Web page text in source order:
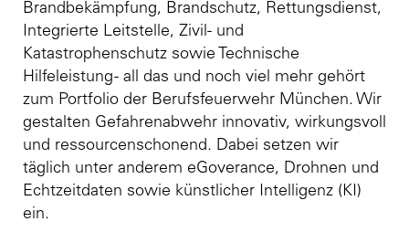
Brandbekämpfung, Brandschutz, Rettungsdienst,
Integrierte Leitstelle, Zivil- und
Katastrophenschutz sowie Technische
Hilfeleistung - all das und noch viel mehr gehört
zum Portfolio der Berufsfeuerwehr München. Wir
gestalten Gefahrenabwehr innovativ, wirkungsvoll
und ressourcenschonend. Dabei setzen wir
täglich unter anderem eGoverance, Drohnen und
Echtzeitdaten sowie künstlicher Intelligenz (KI)
ein.